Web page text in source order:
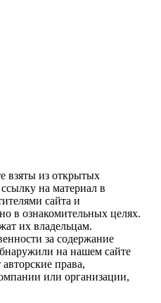
взяты из открытых
на материал в
сайта и
в ознакомительных целях.
их владельцам.
за содержание
на нашем сайте
права,
или организации,